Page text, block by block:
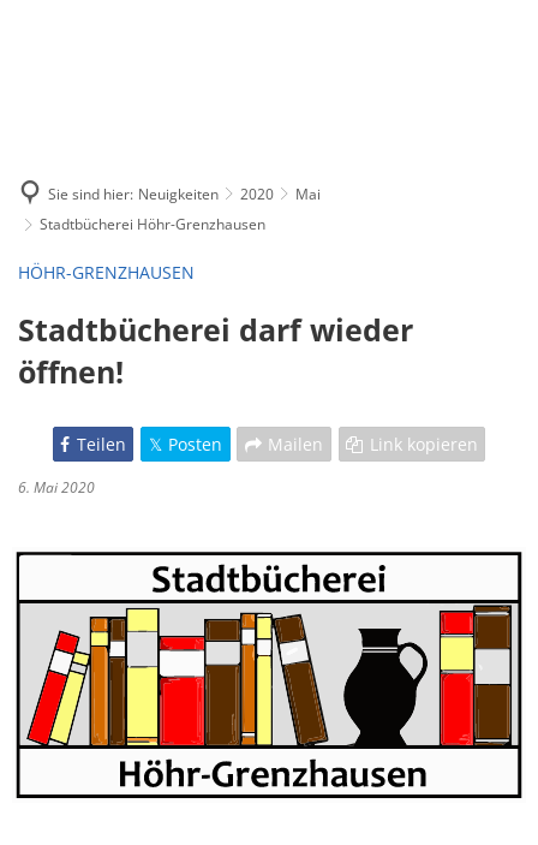
Sie sind hier: Neuigkeiten 2020
Mai
Stadtbücherei Höhr-Grenzhausen
HÖHR-GRENZHAUSEN
Stadtbücherei darf wieder
öffnen!
Teilen Posten Mailen Link kopieren
6. Mai 2020